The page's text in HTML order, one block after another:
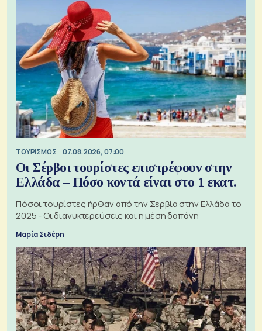
ΤΟΥΡΙΣΜΟΣ 07.08.2026, 07:00
Οι Σέρβοι τουρίστες επιστρέφουν στην
Ελλάδα – Πόσο κοντά είναι στο 1 εκατ.
Πόσοι τουρίστες ήρθαν από την Σερβία στην Ελλάδα το
2025 - Οι διανυκτερεύσεις και η μέση δαπάνη
Μαρία Σιδέρη